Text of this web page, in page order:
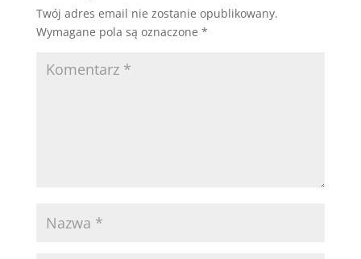
Twój adres email nie zostanie opublikowany.
Wymagane pola są oznaczone *